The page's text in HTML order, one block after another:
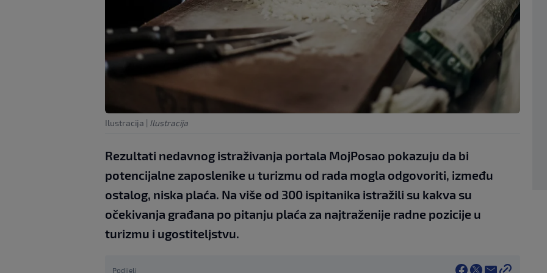
Ilustracija | Ilustracija
Rezultati nedavnog istraživanja portala MojPosao pokazuju da bi
potencijalne zaposlenike u turizmu od rada mogla odgovoriti, između
ostalog, niska plaća. Na više od 300 ispitanika istražili su kakva su
očekivanja građana po pitanju plaća za najtraženije radne pozicije u
turizmu i ugostiteljstvu.
Podijeli